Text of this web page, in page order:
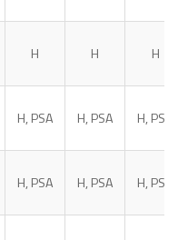
H H H
H, PSA H, PSA H, PSA
H, PSA H, PSA H, PSA